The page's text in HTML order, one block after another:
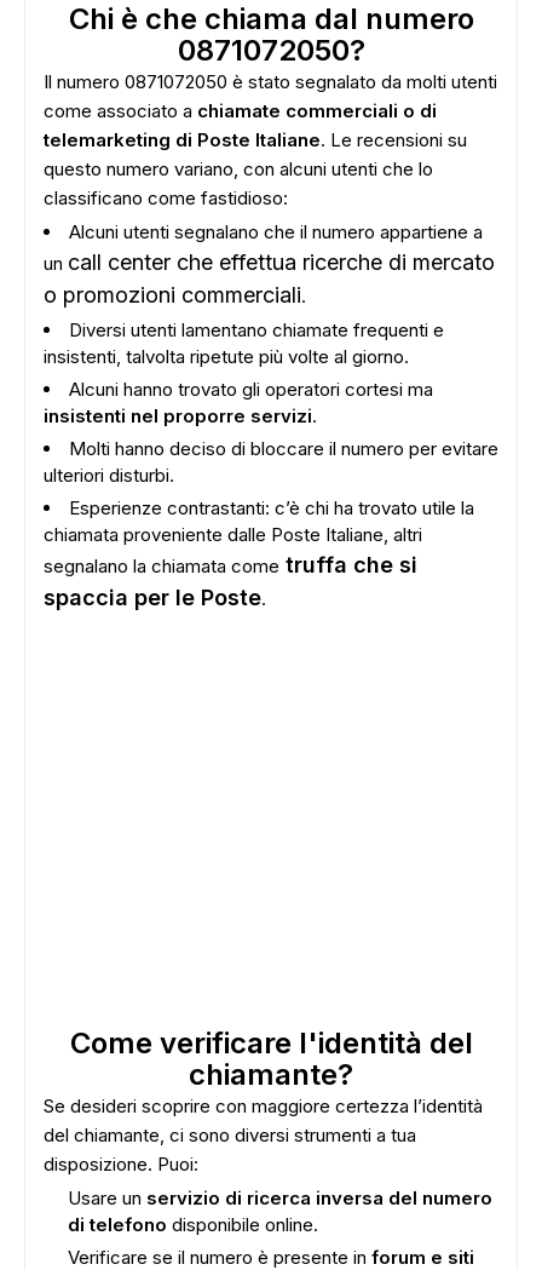
Chi è che chiama dal numero
0871072050?
Il numero 0871072050 è stato segnalato da molti utenti
come associato a chiamate commerciali o di
telemarketing di Poste Italiane. Le recensioni su
questo numero variano, con alcuni utenti che lo
classificano come fastidioso:
Alcuni utenti segnalano che il numero appartiene a
un call center che effettua ricerche di mercato
o promozioni commerciali.
Diversi utenti lamentano chiamate frequenti e
insistenti, talvolta ripetute più volte al giorno.
Alcuni hanno trovato gli operatori cortesi ma
insistenti nel proporre servizi.
Molti hanno deciso di bloccare il numero per evitare
ulteriori disturbi.
Esperienze contrastanti: c’è chi ha trovato utile la
chiamata proveniente dalle Poste Italiane, altri
segnalano la chiamata come truffa che si
spaccia per le Poste.
Come verificare l'identità del
chiamante?
Se desideri scoprire con maggiore certezza l’identità
del chiamante, ci sono diversi strumenti a tua
disposizione. Puoi:
Usare un servizio di ricerca inversa del numero
di telefono disponibile online.
Verificare se il numero è presente in forum e siti